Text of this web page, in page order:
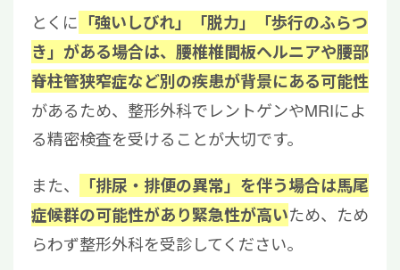
とくに 「強いしびれ」「脱力」「歩行のふらつ
き」がある場合は、腰椎椎間板ヘルニアや腰部
脊柱管狭窄症など別の疾患が背景にある可能性
があるため、整形外科でレントゲンやMRIによ
る精密検査を受けることが大切です。
また、
「排尿・排便の異常」を伴う場合は馬尾
症候群の可能性があり緊急性が高いため、ため
らわず整形外科を受診してください。